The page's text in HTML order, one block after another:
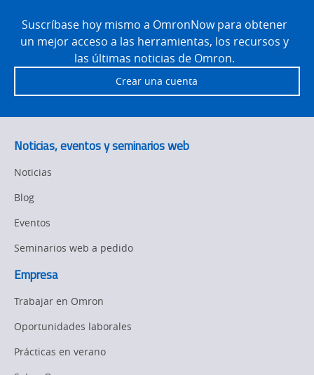
FooterSuscríbase hoy mismo a OmronNow para obtener
un mejor acceso a las herramientas, los recursos y
las últimas noticias de Omron.
Crear una cuenta
Noticias, eventos y seminarios web
Noticias
Blog
Eventos
Seminarios web a pedido
Empresa
Trabajar en Omron
Oportunidades laborales
Prácticas en verano